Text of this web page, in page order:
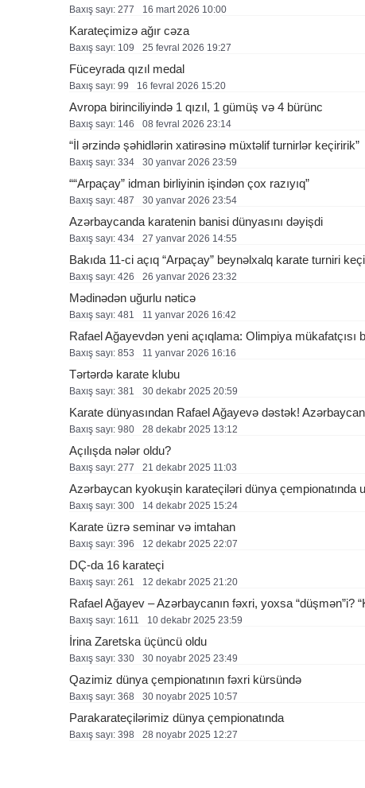
Baxış sayı: 277 16 mart 2026 10:00
Karateçimizə ağır cəza
Baxış sayı: 109 25 fevral 2026 19:27
Füceyrada qızıl medal
Baxış sayı: 99 16 fevral 2026 15:20
Avropa birinciliyində 1 qızıl, 1 gümüş və 4 bürünc
Baxış sayı: 146 08 fevral 2026 23:14
“İl ərzində şəhidlərin xatirəsinə müxtəlif turnirlər keçiririk”
Baxış sayı: 334 30 yanvar 2026 23:59
““Arpaçay” idman birliyinin işindən çox razıyıq”
Baxış sayı: 487 30 yanvar 2026 23:54
Azərbaycanda karatenin banisi dünyasını dəyişdi
Baxış sayı: 434 27 yanvar 2026 14:55
Bakıda 11-ci açıq “Arpaçay” beynəlxalq karate turniri
Baxış sayı: 426 26 yanvar 2026 23:32
Mədinədən uğurlu nəticə
Baxış sayı: 481 11 yanvar 2026 16:42
Rafael Ağayevdən yeni açıqlama: Olimpiya mükafatçısı
Baxış sayı: 853 11 yanvar 2026 16:16
Tərtərdə karate klubu
Baxış sayı: 381 30 dekabr 2025 20:59
Karate dünyasından Rafael Ağayevə dəstək!
Baxış sayı: 980 28 dekabr 2025 13:12
Açılışda nələr oldu?
Baxış sayı: 277 21 dekabr 2025 11:03
Azərbaycan kyokuşin karateçiləri dünya çempionatında
Baxış sayı: 300 14 dekabr 2025 15:24
Karate üzrə seminar və imtahan
Baxış sayı: 396 12 dekabr 2025 22:07
DÇ-da 16 karateçi
Baxış sayı: 261 12 dekabr 2025 21:20
Rafael Ağayev – Azərbaycanın fəxri, yoxsa “düşmən”i?
Baxış sayı: 1611 10 dekabr 2025 23:59
İrina Zaretska üçüncü oldu
Baxış sayı: 330 30 noyabr 2025 23:49
Qazimiz dünya çempionatının fəxri kürsündə
Baxış sayı: 368 30 noyabr 2025 10:57
Parakarateçilərimiz dünya çempionatında
Baxış sayı: 398 28 noyabr 2025 12:27